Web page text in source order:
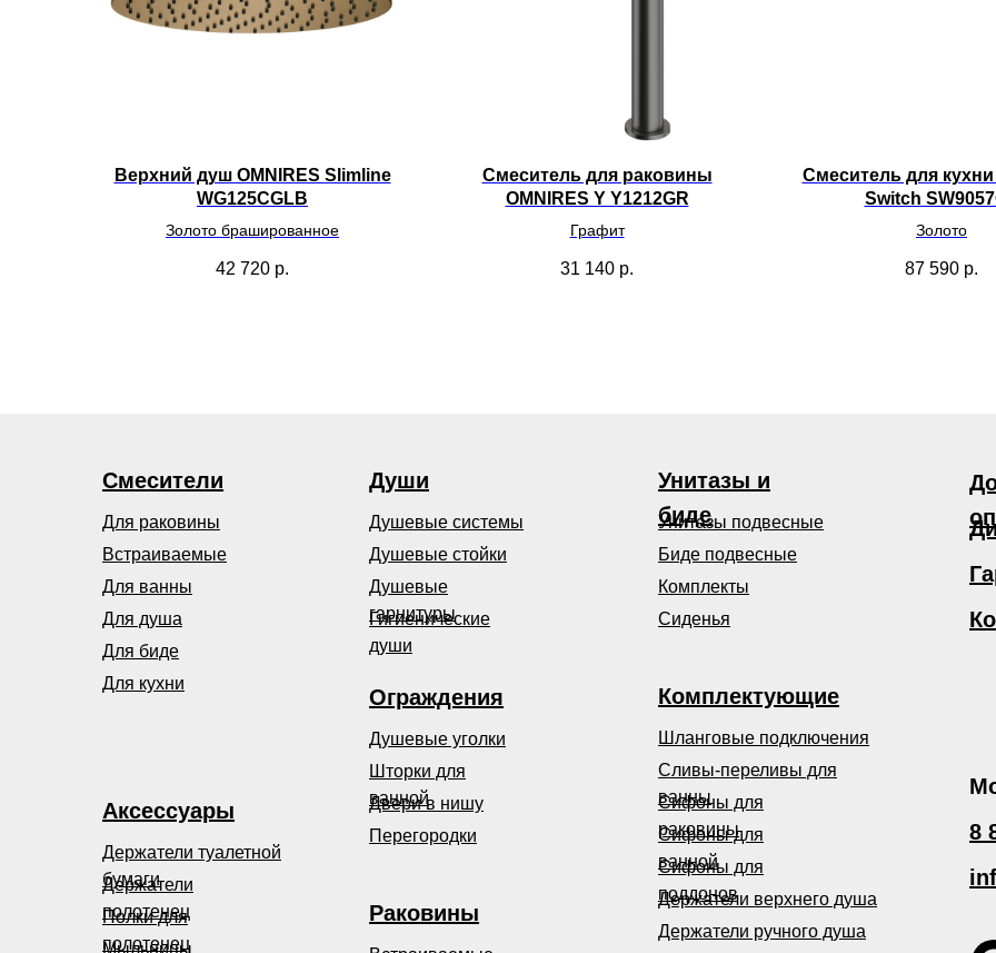
Верхний душ OMNIRES Slimline
WG125CGLB
Золото брашированное
42 720 р.
Смеситель для раковины
OMNIRES Y Y1212GR
Графит
31 140 р.
Смеситель для кухни
Switch
Золото
87 590 р.
Смесители Души
Душевые
гарнитуры
Душевые системы
Гигиенические
души
Держатели
полотенец
Держатели туалетной
бумаги
Полки для
полотенец
Сифоны для
поддонов
Держатели верхнего душа
Держатели ручного душа
Сливы-переливы для
ванны
Сифоны для
ванной
Шланговые подключения
Сифоны для
раковины
Унитазы и
биде
Унитазы подвесные
Биде подвесные
Комплекты
Раковины
Встраиваемые
Для биде
Для ванны
Для душа
Для раковины
Для кухни
Ограждения
Душевые уголки
Шторки для
ванной
Двери в нишу
Перегородки
Аксессуары
Комплектующие
8
Душевые стойки
Сиденья